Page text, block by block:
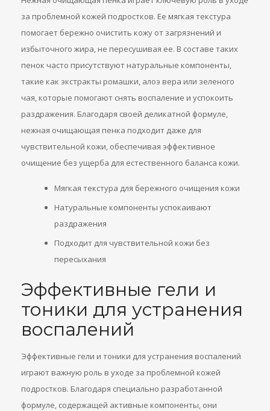
за проблемной кожей подростков. Ее мягкая текстура
помогает бережно очистить кожу от загрязнений и
избыточного жира, не пересушивая ее. В составе таких
пенок часто присутствуют натуральные компоненты,
такие как экстракты ромашки, алоэ вера или зеленого
чая, которые помогают снять воспаление и успокоить
раздражения. Благодаря своей деликатной формуле,
нежная очищающая пенка подходит даже для
чувствительной кожи, обеспечивая эффективное
очищение без ущерба для естественного баланса кожи.
Мягкая текстура для бережного очищения кожи
Натуральные компоненты успокаивают
раздражения
Подходит для чувствительной кожи без
пересыхания
Эффективные гели и
тоники для устранения
воспалений
Эффективные гели и тоники для устранения воспалений
играют важную роль в уходе за проблемной кожей
подростков. Благодаря специально разработанной
формуле, содержащей активные компоненты, они